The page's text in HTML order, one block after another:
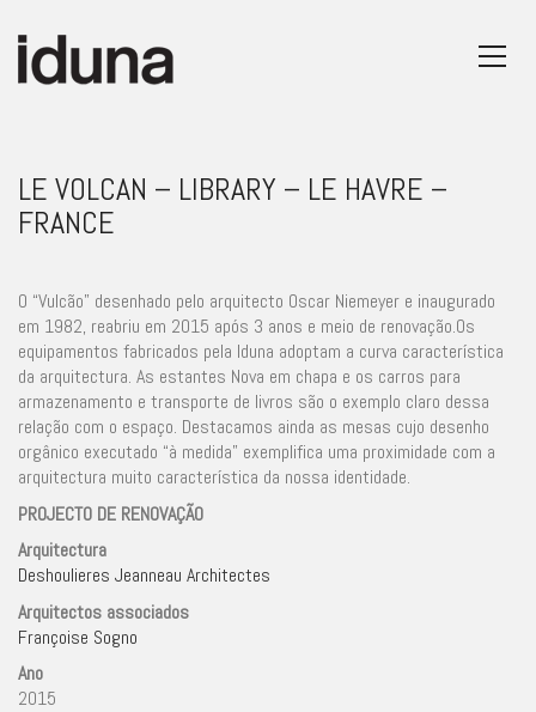
LE VOLCAN – LIBRARY – LE HAVRE –
FRANCE
O “Vulcão” desenhado pelo arquitecto Oscar Niemeyer e inaugurado
em 1982, reabriu em 2015 após 3 anos e meio de renovação.Os
equipamentos fabricados pela Iduna adoptam a curva característica
da arquitectura. As estantes Nova em chapa e os carros para
armazenamento e transporte de livros são o exemplo claro dessa
relação com o espaço. Destacamos ainda as mesas cujo desenho
orgânico executado “à medida” exemplifica uma proximidade com a
arquitectura muito característica da nossa identidade.
PROJECTO DE RENOVAÇÃO
Arquitectura
Deshoulieres Jeanneau Architectes
Arquitectos associados
Françoise Sogno
Ano
2015